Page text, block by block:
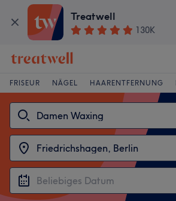
Treatwell
130K
FRISEUR NÄGEL HAARENTFERNUNG